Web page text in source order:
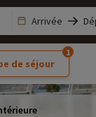
Arrivée
de séjour
1